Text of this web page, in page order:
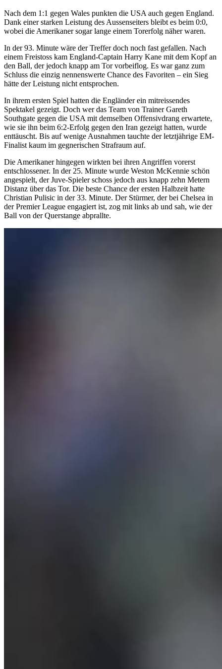
Nach dem 1:1 gegen Wales punkten die USA auch gegen England.
Dank einer starken Leistung des Aussenseiters bleibt es beim 0:0,
wobei die Amerikaner sogar lange einem Torerfolg näher waren.
In der 93. Minute wäre der Treffer doch noch fast gefallen. Nach
einem Freistoss kam England-Captain Harry Kane mit dem Kopf an
den Ball, der jedoch knapp am Tor vorbeiflog. Es war ganz zum
Schluss die einzig nennenswerte Chance des Favoriten – ein Sieg
hätte der Leistung nicht entsprochen.
In ihrem ersten Spiel hatten die Engländer ein mitreissendes
Spektakel gezeigt. Doch wer das Team von Trainer Gareth
Southgate gegen die USA mit demselben Offensivdrang erwartete,
wie sie ihn beim 6:2-Erfolg gegen den Iran gezeigt hatten, wurde
enttäuscht. Bis auf wenige Ausnahmen tauchte der letztjährige EM-
Finalist kaum im gegnerischen Strafraum auf.
Die Amerikaner hingegen wirkten bei ihren Angriffen vorerst
entschlossener. In der 25. Minute wurde Weston McKennie schön
angespielt, der Juve-Spieler schoss jedoch aus knapp zehn Metern
Distanz über das Tor. Die beste Chance der ersten Halbzeit hatte
Christian Pulisic in der 33. Minute. Der Stürmer, der bei Chelsea in
der Premier League engagiert ist, zog mit links ab und sah, wie der
Ball von der Querstange abprallte.